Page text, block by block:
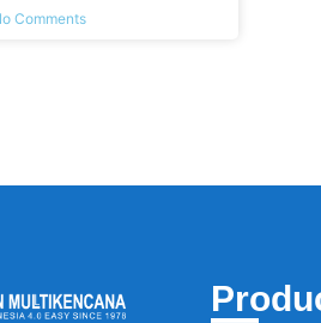
Comments